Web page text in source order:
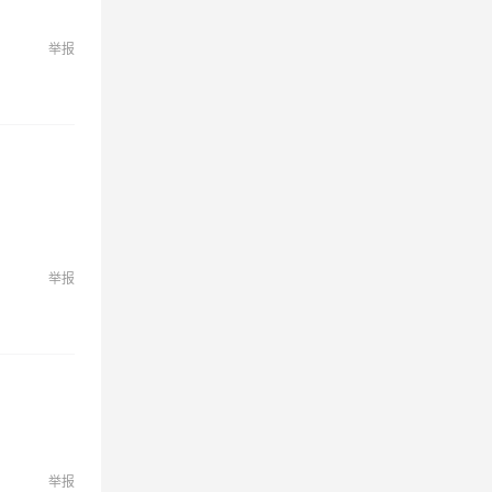
举报
举报
举报